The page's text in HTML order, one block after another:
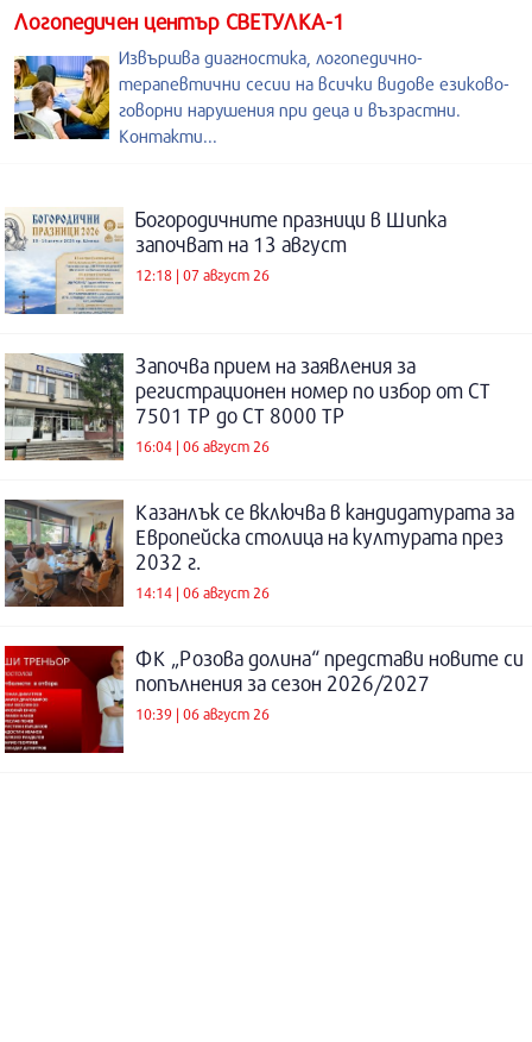
Логопедичен център СВЕТУЛКА-1
Извършва диагностика, логопедично-
терапевтични сесии на всички видове езиково-
говорни нарушения при деца и възрастни.
Контакти...
Богородичните празници в Шипка
започват на 13 август
12:18 | 07 август 26
Започва прием на заявления за
регистрационен номер по избор от СТ
7501 ТР до СТ 8000 ТР
16:04 | 06 август 26
Казанлък се включва в кандидатурата за
Европейска столица на културата през
2032 г.
14:14 | 06 август 26
ФК „Розова долина“ представи новите си
попълнения за сезон 2026/2027
10:39 | 06 август 26